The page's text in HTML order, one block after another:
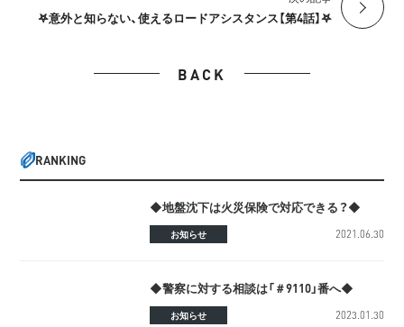
𖤐意外と知らない、使えるロードアシスタンス【第4話】𖤐
BACK
RANKING
◆地盤沈下は火災保険で対応できる？◆
お知らせ 2021.06.30
◆警察に対する相談は「＃9110」番へ◆
お知らせ 2023.01.30